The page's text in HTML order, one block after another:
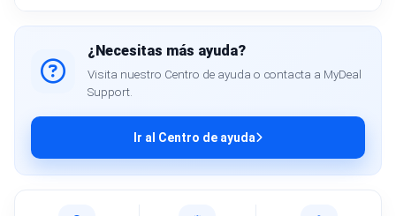
¿Necesitas más ayuda?
Visita nuestro Centro de ayuda o contacta a MyDeal
Support.
Ir al Centro de ayuda